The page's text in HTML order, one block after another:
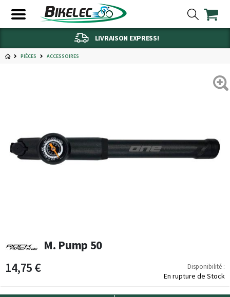
LIVRAISON EXPRESS!
PIÈCES ACCESSOIRES
M. Pump 50
14,75 € Disponibilité :
En rupture de Stock